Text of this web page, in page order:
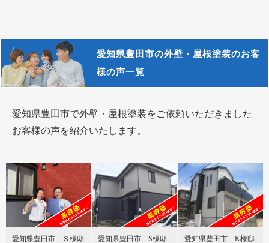
愛知県豊田市の外壁・屋根塗装のお客
様の声一覧
愛知県豊田市で外壁・屋根塗装をご依頼いただきました
お客様の声を紹介いたします。
愛知県豊田市 Ｓ様邸 愛知県豊田市 S様邸 愛知県豊田市 K様邸